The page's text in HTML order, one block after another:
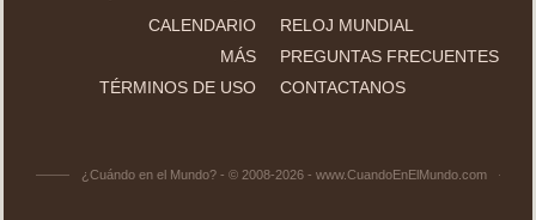
CALENDARIO
RELOJ MUNDIAL
MÁS
PREGUNTAS FRECUENTES
TÉRMINOS DE USO
CONTACTANOS
¿Cuándo en el Mundo? - © 2008-2026 - www.CuandoEnElMundo.com